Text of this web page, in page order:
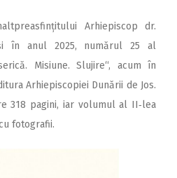
Ar­hie­piscop dr.
în anul 2025, numărul 25 al
Misiune. Slujire“, acum în
Arhiepiscopiei Dunării de Jos.
318 pagini, iar volumul al II‑lea
fotografii.